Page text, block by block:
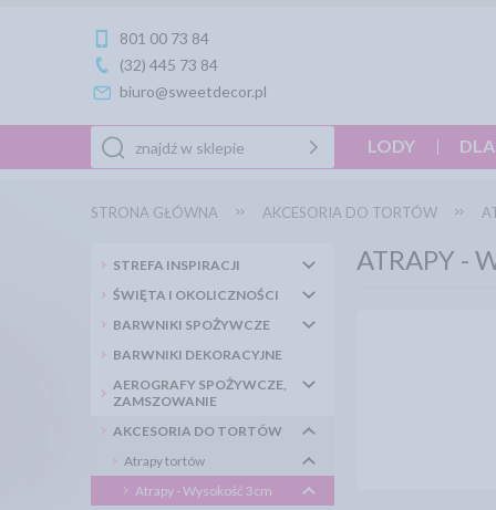
801 00 73 84
(32) 445 73 84
biuro@sweetdecor.pl
LODY
STRONA GŁÓWNA AKCESORIA DO TORTÓW
STREFA INSPIRACJI
ŚWIĘTA I OKOLICZNOŚCI
BARWNIKI SPOŻYWCZE
BARWNIKI DEKORACYJNE
AEROGRAFY SPOŻYWCZE,
ZAMSZOWANIE
AKCESORIA DO TORTÓW
Atrapy tortów
Atrapy - Wysokość 3cm
ATRAPY -